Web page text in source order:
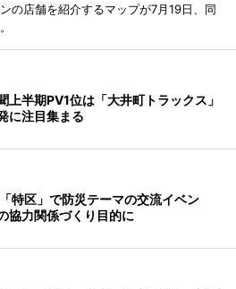
の店舗を紹介するマップが7月19日、同
上半期PV1位は「大井町トラックス」
に注目集まる
特区」で防災テーマの交流イベン
協力関係づくり目的に